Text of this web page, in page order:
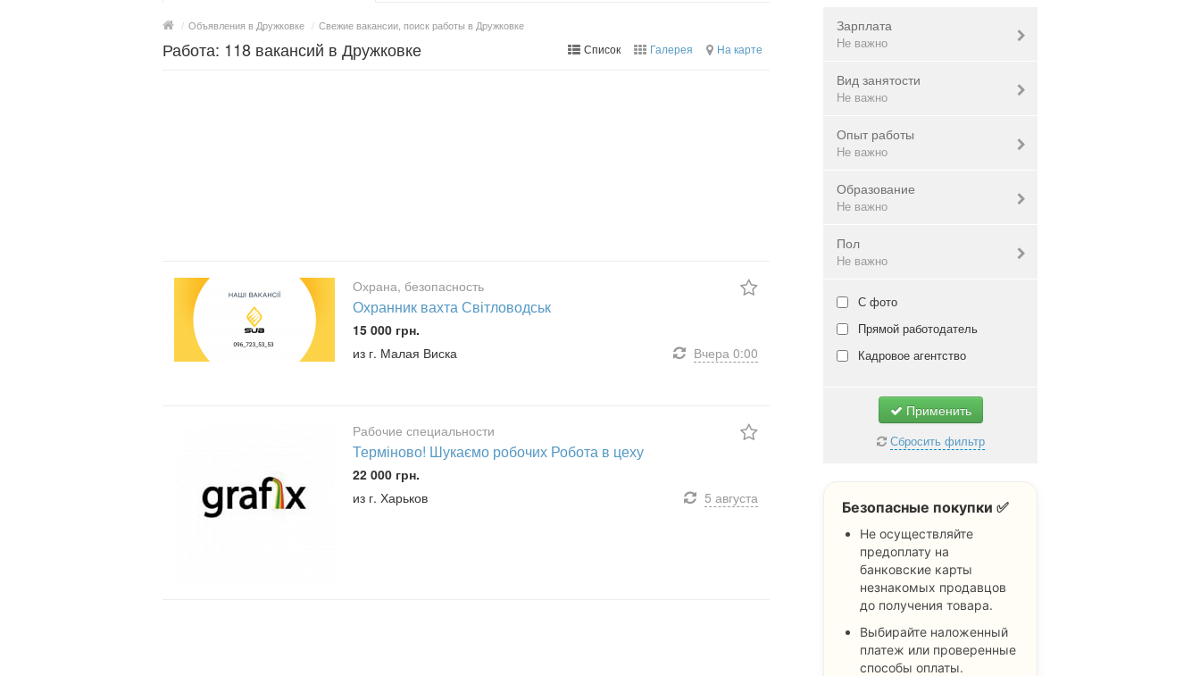
/ Объявления в Дружковке / Свежие вакансии, поиск работы в Дружковке
Работа: 118 вакансий в Дружковке Список Галерея На карте
Охрана, безопасность
Охранник вахта Світловодськ
15 000 грн.
из г. Малая Виска
Вчера 0:00
Рабочие специальности
Терміново! Шукаємо робочих Робота в цеху
22 000 грн.
из г. Харьков
5 августа
Зарплата
Не важно
Валюта:грн.
Не важно
Вид занятости
Не важно
полная занятость
удаленная работа
проектная работа
Не важно
Опыт работы
Не важно
не имеет значения
от 1 года
от 3 лет
от 5 лет
Не важно
Образование
Не важно
не имеет значения
средне-специальное
неоконченное высшее
высшее
профессор
Не важно
Пол
Не важно
не имеет значения
мужской
женский
С фото
Прямой работодатель
Кадровое агентство
Применить
Сбросить фильтр
Безопасные покупки ✅
Не осуществляйте
предоплату на
банковские карты
незнакомых продавцов
до получения товара.
Выбирайте наложенный
платеж или проверенные
способы оплаты.